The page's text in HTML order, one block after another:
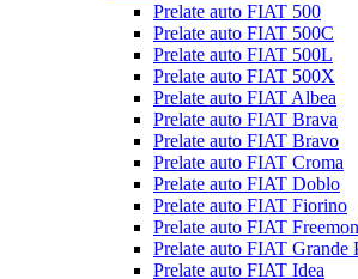
Prelate auto FIAT 500
Prelate auto FIAT 500C
Prelate auto FIAT 500L
Prelate auto FIAT 500X
Prelate auto FIAT Albea
Prelate auto FIAT Brava
Prelate auto FIAT Bravo
Prelate auto FIAT Croma
Prelate auto FIAT Doblo
Prelate auto FIAT Fiorino
Prelate auto FIAT
Prelate auto FIAT Grande
Prelate auto FIAT Idea